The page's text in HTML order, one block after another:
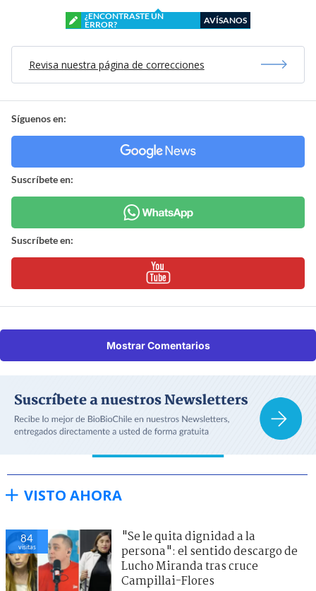
¿ENCONTRASTE UN
ERROR?
AVÍSANOS
Revisa nuestra página de correcciones
Síguenos en:
Suscríbete en:
Suscríbete en:
Mostrar Comentarios
VISTO AHORA
84
visitas
"Se le quita dignidad a la
persona": el sentido descargo de
Lucho Miranda tras cruce
Campillai-Flores